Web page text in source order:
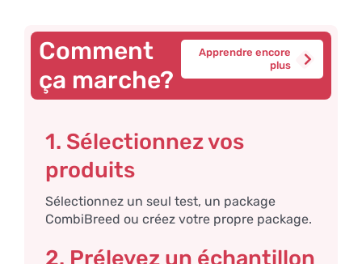
Comment
ça marche?
Apprendre encore
plus
1. Sélectionnez vos
produits
Sélectionnez un seul test, un package
CombiBreed ou créez votre propre package.
2. Prélevez un échantillon